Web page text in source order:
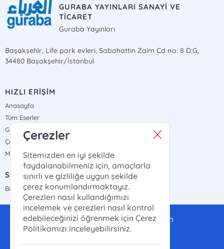
GURABA YAYINLARI SANAYİ VE
TİCARET
Guraba Yayınları
Başakşehir, Life park evleri, Sabahattin Zaim Cd no: 8 D:G,
34480 Başakşehir/İstanbul
HIZLI ERİŞİM
Anasayfa
Tüm Eserler
Gizlilik Sözleşmesi
Çerez Politikası
Mesafeli Satış Sözleşmesi
SATIŞ NOKTALARIMIZ
Bayi Haritamız
gurabayayinlari@gmail.com
0(507)-286-14-14
Çerezler
Sitemizden en iyi şekilde
faydalanabilmeniz için, amaçlarla
sınırlı ve gizliliğe uygun şekilde
çerez konumlandırmaktayız.
Çerezleri nasıl kullandığımızı
incelemek ve çerezleri nasıl kontrol
edebileceğinizi öğrenmek için Çerez
Politikamızı inceleyebilirsiniz.